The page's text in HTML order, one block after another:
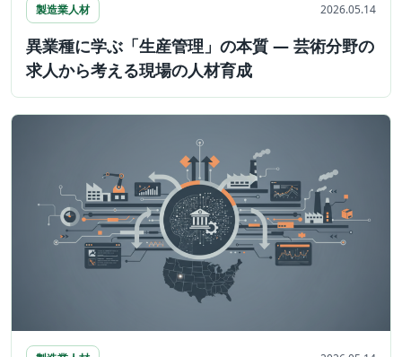
製造業人材 2026.05.14
異業種に学ぶ「生産管理」の本質 ― 芸術分野の
求人から考える現場の人材育成